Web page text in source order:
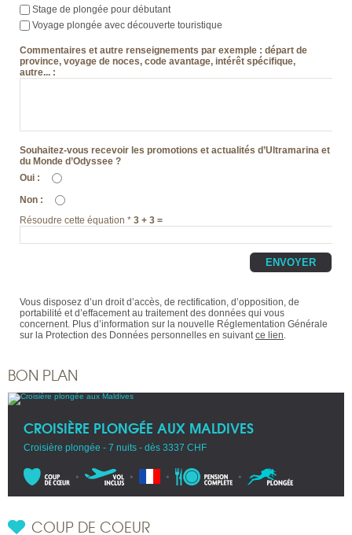
Stage de plongée pour débutant
Voyage plongée avec découverte touristique
Commentaires et autre renseignements par exemple : départ de
province, voyage de noces, code avantage, intérêt spécifique,
autre... :
Souhaitez-vous recevoir les promotions et actualités d’Ultramarina et
du Monde d’Odyssee ?
Oui :
Non :
Résoudre cette équation * 3 + 3 =
Vous disposez d’un droit d’accès, de rectification, d’opposition, de
portabilité et d’effacement au traitement des données qui vous
concernent. Plus d’information sur la nouvelle Réglementation Générale
sur la Protection des Données personnelles en suivant ce lien
BON PLAN
CROISIÈRE PLONGÉE AUX MALDIVES
Croisière plongée - 7 nuits - dès 3337 CHF
COUP DE COEUR